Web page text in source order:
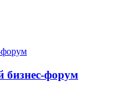
бизнес-форум